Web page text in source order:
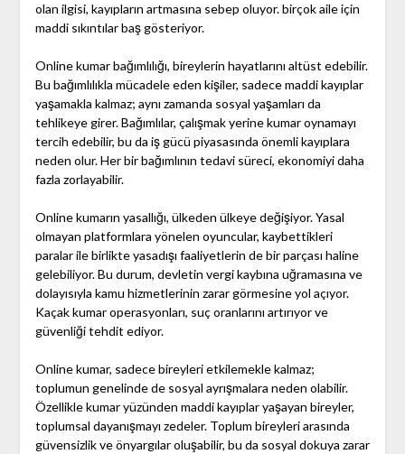
olan ilgisi, kayıpların artmasına sebep oluyor. birçok aile için
maddi sıkıntılar baş gösteriyor.
Online kumar bağımlılığı, bireylerin hayatlarını altüst edebilir.
Bu bağımlılıkla mücadele eden kişiler, sadece maddi kayıplar
yaşamakla kalmaz; aynı zamanda sosyal yaşamları da
tehlikeye girer. Bağımlılar, çalışmak yerine kumar oynamayı
tercih edebilir, bu da iş gücü piyasasında önemli kayıplara
neden olur. Her bir bağımlının tedavi süreci, ekonomiyi daha
fazla zorlayabilir.
Online kumarın yasallığı, ülkeden ülkeye değişiyor. Yasal
olmayan platformlara yönelen oyuncular, kaybettikleri
paralar ile birlikte yasadışı faaliyetlerin de bir parçası haline
gelebiliyor. Bu durum, devletin vergi kaybına uğramasına ve
dolayısıyla kamu hizmetlerinin zarar görmesine yol açıyor.
Kaçak kumar operasyonları, suç oranlarını artırıyor ve
güvenliği tehdit ediyor.
Online kumar, sadece bireyleri etkilemekle kalmaz;
toplumun genelinde de sosyal ayrışmalara neden olabilir.
Özellikle kumar yüzünden maddi kayıplar yaşayan bireyler,
toplumsal dayanışmayı zedeler. Toplum bireyleri arasında
güvensizlik ve önyargılar oluşabilir, bu da sosyal dokuya zarar